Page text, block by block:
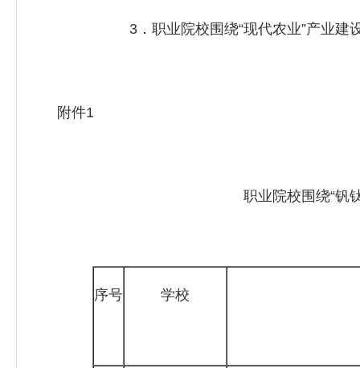
3．职业院校围绕“现代农业”产业建设
附件1
职业院校围绕“钒
序号 学校